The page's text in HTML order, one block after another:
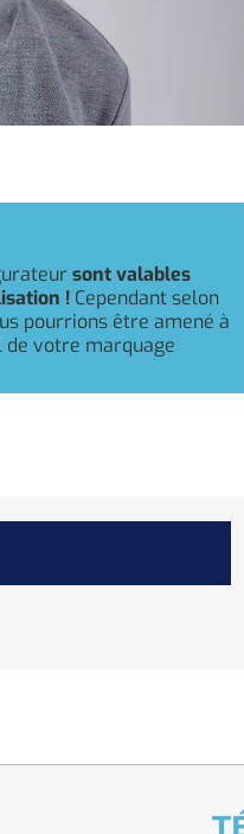
sont valables
! Cependant selon
pourrions être amené à
votre marquage